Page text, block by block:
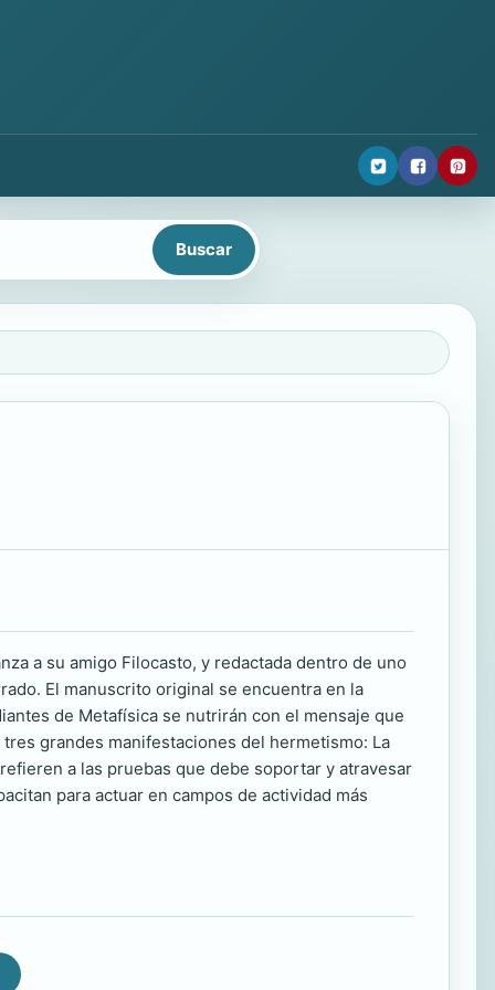
a su amigo Filocasto, y redactada dentro de uno
El manuscrito original se encuentra en la
de Metafísica se nutrirán con el mensaje que
grandes manifestaciones del hermetismo: La
a las pruebas que debe soportar y atravesar
para actuar en campos de actividad más